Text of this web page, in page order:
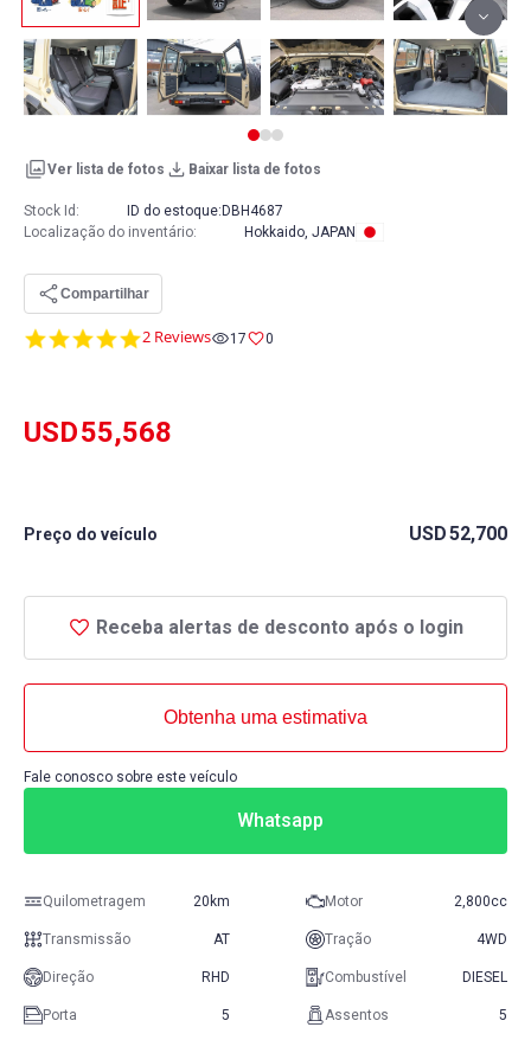
Ver lista de fotos Baixar lista de fotos
5.0
2 Reviews 17 0
USD55,568
Preço do veículo USD52,700
Receba alertas de desconto após o login
Obtenha uma estimativa
Fale conosco sobre este veículo
Whatsapp
Quilometragem 20km Motor 2,800cc
Transmissão AT Tração 4WD
Direção RHD Combustível DIESEL
Porta 5 Assentos 5
Stock Id: ID do estoque: DBH4687
Localização do inventário: Hokkaido, JAPAN
Compartilhar